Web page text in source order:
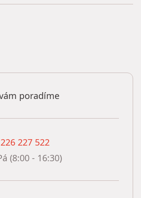
poradíme
227 522
(8:00 - 16:30)